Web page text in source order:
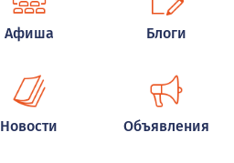
Афиша Блоги
Новости Объявления